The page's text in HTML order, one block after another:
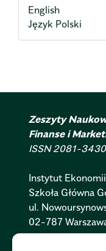
English
Język Polski
Zeszyty
Finanse i
ISSN 2081-
Instytut
Szkoła Główna
ul.
02-787